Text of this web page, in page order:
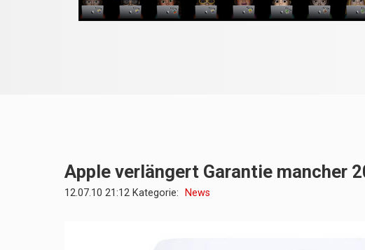
Apple verlängert Garantie mancher
12.07.10 21:12 Kategorie: News